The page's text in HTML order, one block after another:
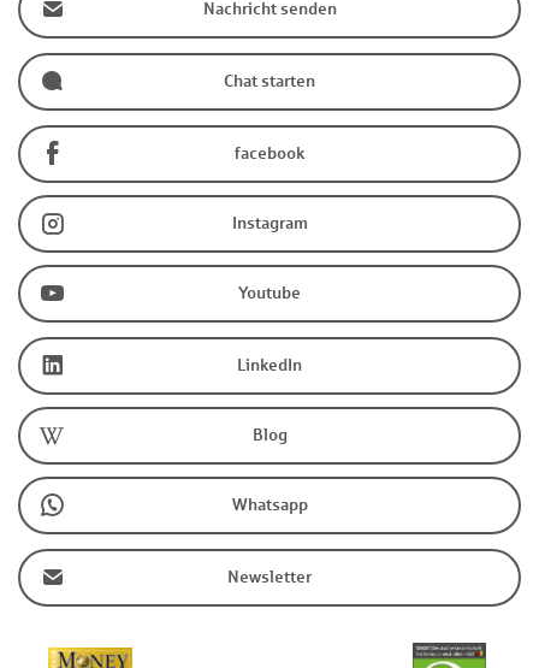
Nachricht senden
Chat starten
facebook
Instagram
Youtube
LinkedIn
Blog
Whatsapp
Newsletter